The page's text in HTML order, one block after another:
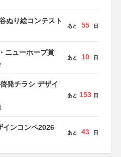
ぬり絵コンテスト
あと 55 日
ニューホープ賞
あと 10 日
発チラシ デザイ
あと 153 日
インコンペ2026
あと 43 日